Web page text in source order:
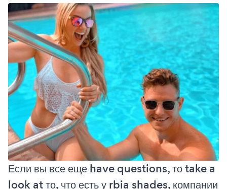
Если вы все еще have questions, то take a
look at то, что есть у rbia shades, компании